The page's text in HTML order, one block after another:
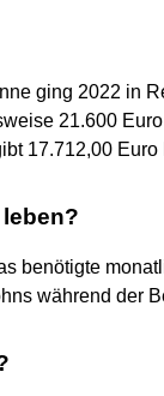
ging 2022 in
21.600
17.712,00 Euro
benötigte
während der